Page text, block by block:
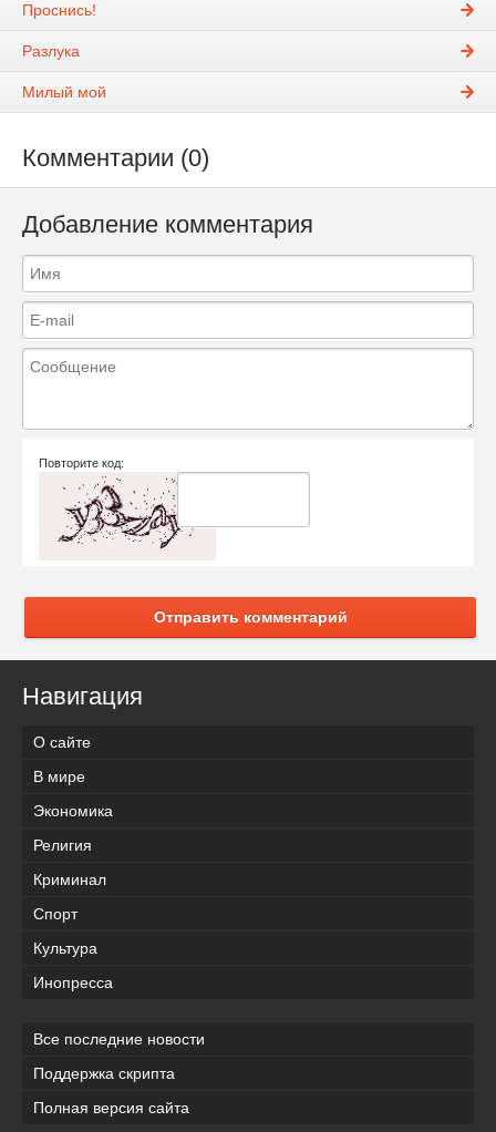
Проснись!
Разлука
Милый мой
Комментарии (0)
Добавление комментария
Повторите код:
Отправить комментарий
Навигация
О сайте
В мире
Экономика
Религия
Криминал
Спорт
Культура
Инопресса
Все последние новости
Поддержка скрипта
Полная версия сайта